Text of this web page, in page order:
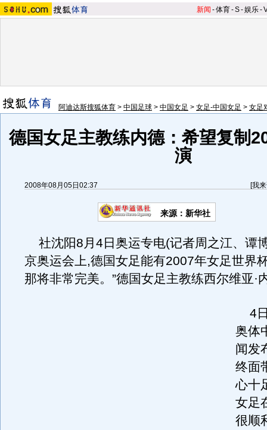
新闻 -体育-S-娱乐-
阿迪达斯搜狐体育 > 中国足球 > 中国女足 > 女足-中国女足 > 女足
德国女足主教练内德：希望复制
演
2008年08月05日02:37 [我
来源：新华社
社沈阳8月4日奥运专电(记者周之江、谭
京奥运会上,德国女足能有2007年女足世界
那将非常完美。”德国女足主教练西尔维亚·
4日
奥体
闻发
终面
心十
女足
很顺